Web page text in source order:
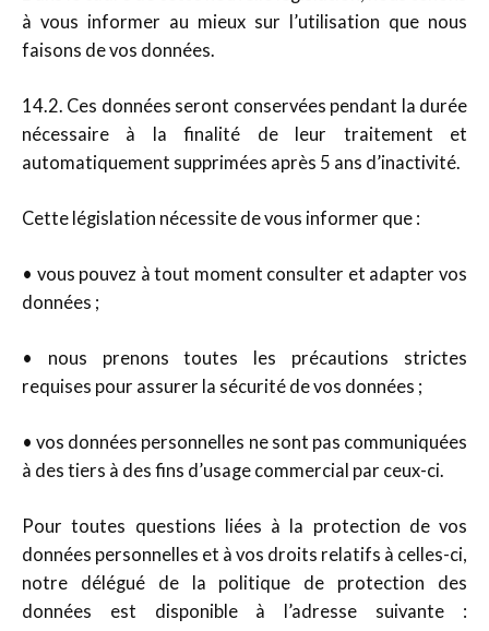
à vous informer au mieux sur l’utilisation que nous
faisons de vos données.
14.2. Ces données seront conservées pendant la durée
nécessaire à la finalité de leur traitement et
automatiquement supprimées après 5 ans d’inactivité.
Cette législation nécessite de vous informer que :
• vous pouvez à tout moment consulter et adapter vos
données ;
• nous prenons toutes les précautions strictes
requises pour assurer la sécurité de vos données ;
• vos données personnelles ne sont pas communiquées
à des tiers à des fins d’usage commercial par ceux-ci.
Pour toutes questions liées à la protection de vos
données personnelles et à vos droits relatifs à celles-ci,
notre délégué de la politique de protection des
données est disponible à l’adresse suivante :